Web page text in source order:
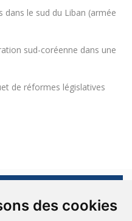
des cookies
dans le sud du Liban (armée
sud-coréenne dans une
de réformes législatives